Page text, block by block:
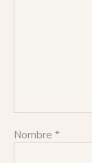
Nombre *